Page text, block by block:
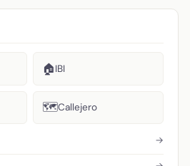
🏠IBI
🗺️Callejero
→